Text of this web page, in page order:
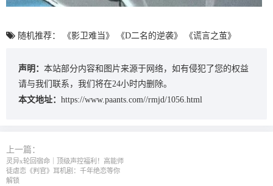
随机推荐： 《影卫难当》 《D二名的逆袭》 《谎言之茧》
声明： 本站部分内容和图片来源于网络，如有侵犯了您的权益
请与我们联系，我们将在24小时内删除。
本文地址： https://www.paants.com//rmjd/1056.html
上一篇：
灵异x轮回宿命｜顶级声控福利！高能师
徒虐恋《判官》耳机剧：千年绝恋等你
解锁